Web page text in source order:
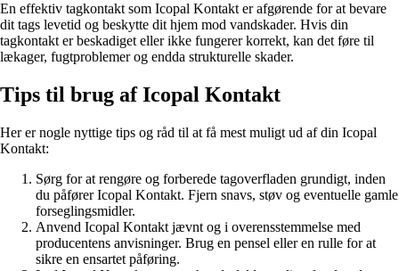
En effektiv tagkontakt som Icopal Kontakt er afgørende for at bevare
dit tags levetid og beskytte dit hjem mod vandskader. Hvis din
tagkontakt er beskadiget eller ikke fungerer korrekt, kan det føre til
lækager, fugtproblemer og endda strukturelle skader.
Tips til brug af Icopal Kontakt
Her er nogle nyttige tips og råd til at få mest muligt ud af din Icopal
Kontakt:
Sørg for at rengøre og forberede tagoverfladen grundigt, inden
du påfører Icopal Kontakt. Fjern snavs, støv og eventuelle gamle
forseglingsmidler.
Anvend Icopal Kontakt jævnt og i overensstemmelse med
producentens anvisninger. Brug en pensel eller en rulle for at
sikre en ensartet påføring.